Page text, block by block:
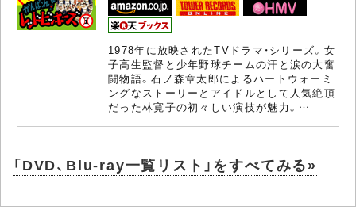
1978年に放映されたTVドラマ・シリーズ。女
子高生監督と少年野球チームの汗と涙の大奮
闘物語。石ノ森章太郎によるハートウォーミ
ングなストーリーとアイドルとして人気絶頂
だった林寛子の初々しい演技が魅力。…
「DVD、Blu-ray一覧リスト」をすべてみる»